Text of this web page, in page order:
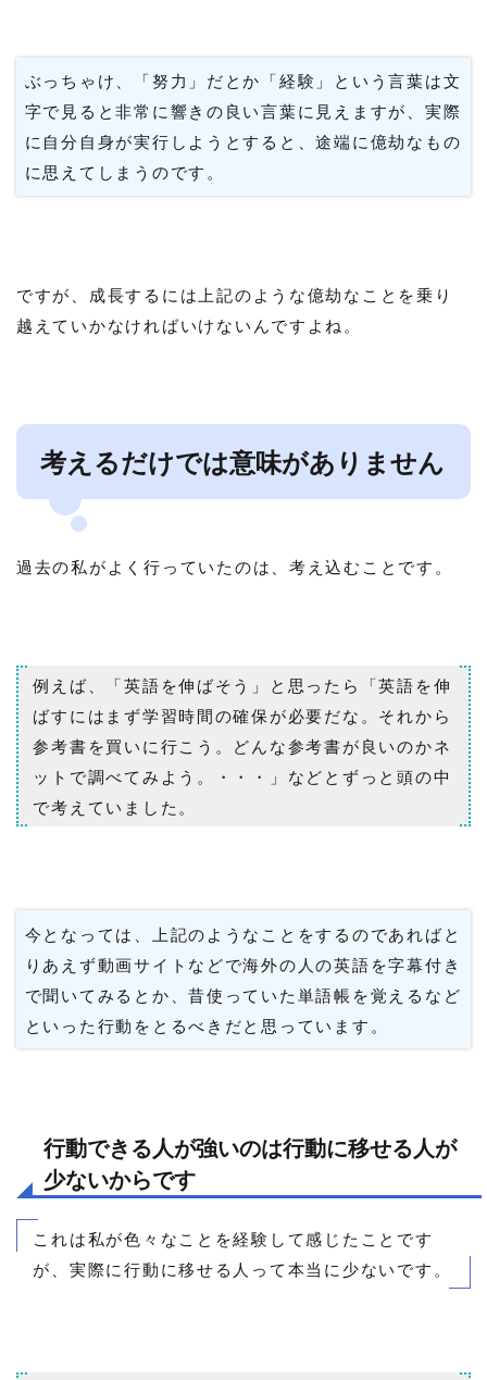
ぶっちゃけ、「努力」だとか「経験」という言葉は文
字で見ると非常に響きの良い言葉に見えますが、実際
に自分自身が実行しようとすると、途端に億劫なもの
に思えてしまうのです。
ですが、成長するには上記のような億劫なことを乗り
越えていかなければいけないんですよね。
考えるだけでは意味がありません
過去の私がよく行っていたのは、考え込むことです。
例えば、「英語を伸ばそう」と思ったら「英語を伸
ばすにはまず学習時間の確保が必要だな。それから
参考書を買いに行こう。どんな参考書が良いのかネ
ットで調べてみよう。・・・」などとずっと頭の中
で考えていました。
今となっては、上記のようなことをするのであればと
りあえず動画サイトなどで海外の人の英語を字幕付き
で聞いてみるとか、昔使っていた単語帳を覚えるなど
といった行動をとるべきだと思っています。
行動できる人が強いのは行動に移せる人が
少ないからです
これは私が色々なことを経験して感じたことです
が、実際に行動に移せる人って本当に少ないです。